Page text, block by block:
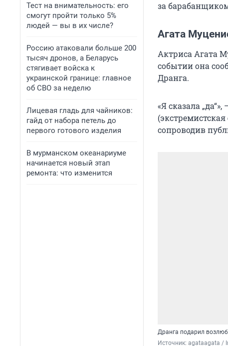
Тест на внимательность: его
смогут пройти только 5%
людей — вы в их числе?
Россию атаковали больше 200
тысяч дронов, а Беларусь
стягивает войска к
украинской границе: главное
об СВО за неделю
Лицевая гладь для чайников:
гайд от набора петель до
первого готового изделия
В мурманском океанариуме
начинается новый этап
ремонта: что изменится
за
Агата
Актриса Агата
событии она
Дранга.
«Я сказала
сопроводив
Дранга подарил
Источник: agataagata /